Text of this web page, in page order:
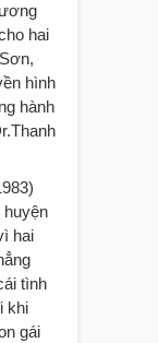
hai
hình
hành
huyện
hai
tình
khi
gái